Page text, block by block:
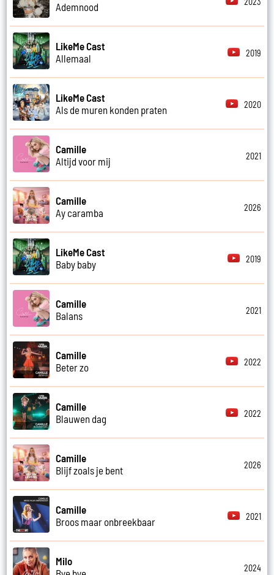
Ademnood
LikeMe Cast
Allemaal
2019
LikeMe Cast
Als de muren konden praten
2020
Camille
Altijd voor mij
2021
Camille
Ay caramba
2026
LikeMe Cast
Baby baby
2019
Camille
Balans
2021
Camille
Beter zo
2022
Camille
Blauwen dag
2022
Camille
Blijf zoals je bent
2026
Camille
Broos maar onbreekbaar
2021
Milo
2024